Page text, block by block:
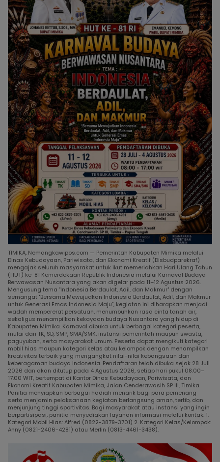
TIMIKA, Nemangkawipos.com — Pemerintah Kabupaten Mimika melalui
Dinas Kebudayaan, Pariwisata, dan Ekonomi Kreatif (Disbudparekraf)
mengajak seluruh masyarakat untuk ikut memeriahkan Hari Ulang Tahun
(HUT) ke-81 Kemerdekaan Republik Indonesia melalui Karnaval Budaya
Berwawasan Nusantara yang akan digelar pada 11–12 Agustus 2026.
Mengusung tema "Indonesia Berdaulat, Adil, dan Makmur" dengan
semangat "Bersama Mewujudkan Indonesia Berdaulat, Adil, dan Makmur
untuk Generasi Emas Indonesia Maju", kegiatan ini diharapkan menjadi
wadah mempererat persatuan, menumbuhkan rasa cinta tanah air,
sekaligus menampilkan kekayaan budaya Nusantara yang hidup di
Kabupaten Mimika. Karnaval dibuka untuk berbagai kategori peserta,
mulai dari TK, SD, SMP, SMA/SMK, instansi pemerintah maupun swasta,
paguyuban, serta masyarakat umum. Peserta dapat mengikuti kategori
mobil hias maupun kategori kelas atau kelompok dengan menampilkan
kreativitas terbaik yang mengangkat nilai-nilai kebangsaan dan
keberagaman budaya Indonesia. Pendaftaran telah dibuka sejak 28 Juli
2026 dan akan ditutup pada 4 Agustus 2026, setiap hari pukul 08.00–
17.00 WIT, bertempat di Kantor Dinas Kebudayaan, Pariwisata, dan
Ekonomi Kreatif Kabupaten Mimika, Jalan Cenderawasih SP III, Timika.
Panitia menyiapkan berbagai hadiah menarik bagi para pemenang
serta menjamin pelaksanaan kegiatan berlangsung aman, tertib, dan
menjunjung tinggi sportivitas. Bagi masyarakat atau instansi yang ingin
berpartisipasi, panitia menyediakan layanan informasi melalui kontak: 1.
Kategori Mobil Hias: Alfred (0822-3879-3701) 2. Kategori Kelas/Kelompok:
Anny (0821-2406-4281) atau Merlin (0813-4461-3438).